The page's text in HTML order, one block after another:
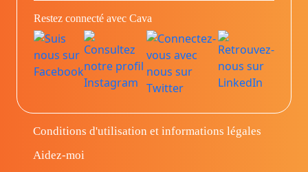
Restez connecté avec Cava
Conditions d'utilisation et informations légales
Aidez-moi